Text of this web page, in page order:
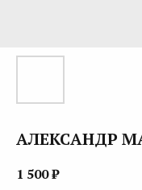
АЛЕКСАНДР
1 500₽